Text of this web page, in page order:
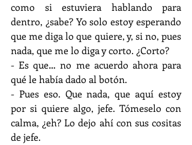
como si estuviera hablando para
dentro, ¿sabe? Yo solo estoy esperando
que me diga lo que quiere, y, si no, pues
nada, que me lo diga y corto. ¿Corto?
- Es que… no me acuerdo ahora para
qué le había dado al botón.
- Pues eso. Que nada, que aquí estoy
por si quiere algo, jefe. Tómeselo con
calma, ¿eh? Lo dejo ahí con sus cositas
de jefe.